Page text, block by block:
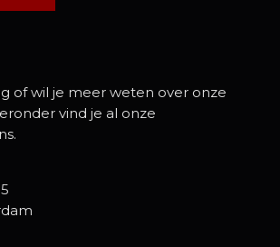
of wil je meer weten over onze
vind je al onze